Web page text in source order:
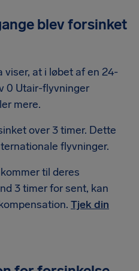
blev forsinket
viser, at i løbet af en 24-
0 Utair-flyvninger
mere.
over 3 timer. Dette
flyvninger.
til deres
3 timer for sent, kan
Tjek din